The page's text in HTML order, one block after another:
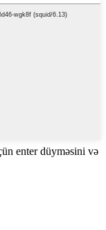
enter düyməsini və